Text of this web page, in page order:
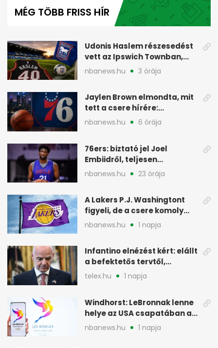
minute,
MÉG TÖBB FRISS HÍR
Udonis Haslem részesedést
vett az Ipswich Townban,
Premier League-szereplés
nbanews.hu 3 órája
Jaylen Brown elmondta, mit
tett a csere hírére:
elhajította a telefonját
nbanews.hu 6 órája
76ers: biztató jel Joel
Embiidről, teljesen
egészségesen készül
nbanews.hu 23 órája
A Lakers P.J. Washingtont
figyeli, de a csere komoly
akadályokba ütközhet
nbanews.hu 1 napja
Infantino elnézést kért: elállt
a befektetős tervtől,
maradhat FIFA-elnök
telex.hu 1 napja
Windhorst: LeBronnak lenne
helye az USA csapatában a
2028-as olimpián
nbanews.hu 1 napja